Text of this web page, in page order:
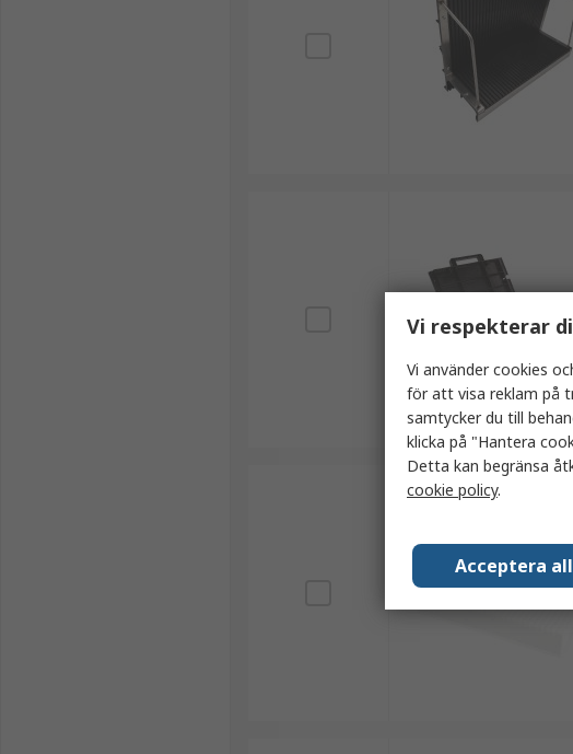
Vi respekterar
Vi använder cookies
för att visa reklam på
samtycker du till
klicka på "Hantera
Detta kan begränsa
cookie policy.
Acceptera